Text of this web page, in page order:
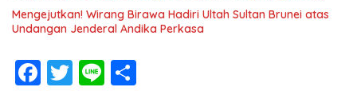
Mengejutkan! Wirang Birawa Hadiri Ultah Sultan Brunei atas
Undangan Jenderal Andika Perkasa
F T Li